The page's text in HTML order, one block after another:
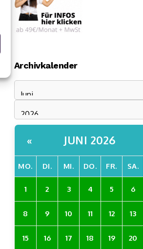
Archivkalender
« JUNI 2026
MO. DI. MI. DO. FR. SA.
1 2 3 4 5 6
8 9 10 11 12 13
15 16 17 18 19 20